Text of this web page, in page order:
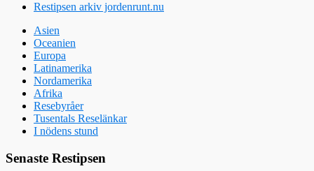
Restipsen arkiv jordenrunt.nu
Asien
Oceanien
Europa
Latinamerika
Nordamerika
Afrika
Resebyråer
Tusentals Reselänkar
I nödens stund
Senaste Restipsen